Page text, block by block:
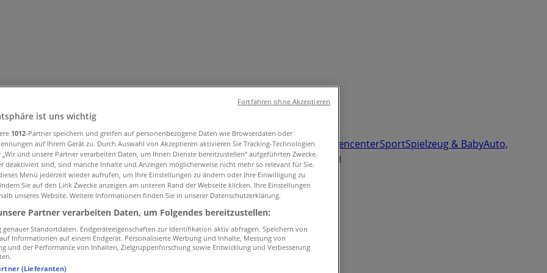
Elektro & ComputerDrogerien & SchönheitBaumärkte & GartencenterSportSpielzeug & BabyAuto,
GesundheitRestaurants Bücher & BürobedarfBanken & Dienstleistungen
ist uns wichtig
1012-Partner speichern und greifen auf personenbezogene Daten wie Browserdaten oder
auf Ihrem Gerät zu. Durch Auswahl von Akzeptieren aktivieren Sie Tracking-Technologien
und unsere Partner verarbeiten Daten, um Ihnen Dienste bereitzustellen“ aufgeführten Zwecke.
deaktiviert sind, sind manche Inhalte und Anzeigen möglicherweise nicht mehr so relevant für Sie.
Menü jederzeit wieder aufrufen, um Ihre Einstellungen zu ändern oder Ihre Einwilligung zu
Sie auf den Link Zwecke anzeigen am unteren Rand der Webseite klicken. Ihre Einstellungen
unseres Website. Weitere Informationen finden Sie in unserer Datenschutzerklärung.
Partner verarbeiten Daten, um Folgendes bereitzustellen:
genauer Standortdaten. Endgeräteeigenschaften zur Identifikation aktiv abfragen. Speichern von
Informationen auf einem Endgerät. Personalisierte Werbung und Inhalte, Messung von
und der Performance von Inhalten, Zielgruppenforschung sowie Entwicklung und Verbesserung
(Lieferanten)
Fortfahren ohne Akzeptieren